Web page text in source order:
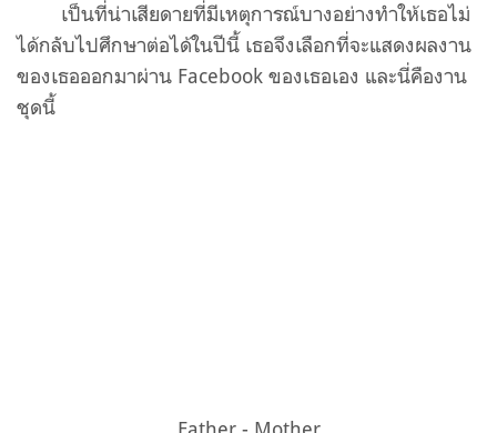
เป็นที่น่าเสียดายที่มีเหตุการณ์บางอย่างทำให้เธอไม่
ได้กลับไปศึกษาต่อได้ในปีนี้ เธอจึงเลือกที่จะแสดงผลงาน
ของเธอออกมาผ่าน Facebook ของเธอเอง และนี่คืองาน
ชุดนี้